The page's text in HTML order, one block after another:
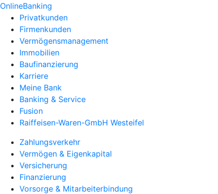
OnlineBanking
Privatkunden
Firmenkunden
Vermögensmanagement
Immobilien
Baufinanzierung
Karriere
Meine Bank
Banking & Service
Fusion
Raiffeisen-Waren-GmbH Westeifel
Zahlungsverkehr
Vermögen & Eigenkapital
Versicherung
Finanzierung
Vorsorge & Mitarbeiterbindung